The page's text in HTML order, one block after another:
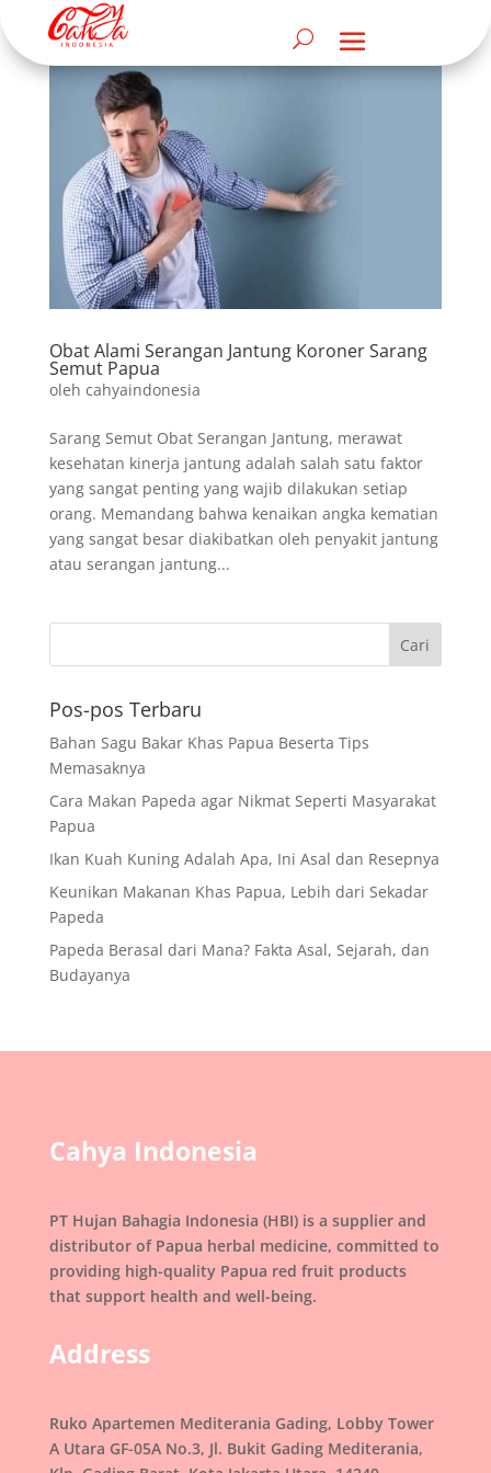
Obat Alami Serangan Jantung Koroner Sarang
Semut Papua
oleh cahyaindonesia
Sarang Semut Obat Serangan Jantung, merawat
kesehatan kinerja jantung adalah salah satu faktor
yang sangat penting yang wajib dilakukan setiap
orang. Memandang bahwa kenaikan angka kematian
yang sangat besar diakibatkan oleh penyakit jantung
atau serangan jantung...
Pos-pos Terbaru
Bahan Sagu Bakar Khas Papua Beserta Tips
Memasaknya
Cara Makan Papeda agar Nikmat Seperti Masyarakat
Papua
Ikan Kuah Kuning Adalah Apa, Ini Asal dan Resepnya
Keunikan Makanan Khas Papua, Lebih dari Sekadar
Papeda
Papeda Berasal dari Mana? Fakta Asal, Sejarah, dan
Budayanya
Cahya Indonesia
PT Hujan Bahagia Indonesia (HBI) is a supplier and
distributor of Papua herbal medicine, committed to
providing high-quality Papua red fruit products
that support health and well-being.
Address
Ruko Apartemen Mediterania Gading, Lobby Tower
A Utara GF-05A No.3, Jl. Bukit Gading Mediterania,